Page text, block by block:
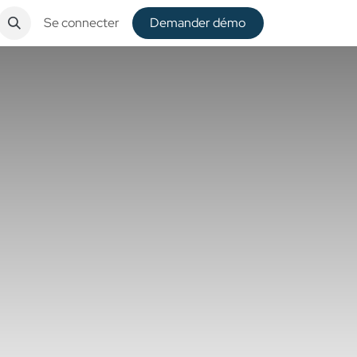
Se connecter De​​mander démo